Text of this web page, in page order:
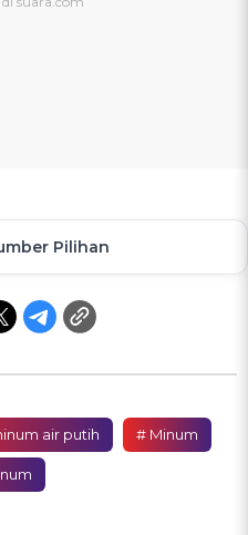
Pilihan
air putih # Minum